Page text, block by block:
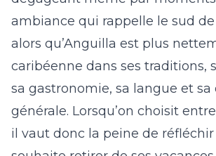
ambiance qui rappelle le sud de
alors qu’Anguilla est plus
caribéenne dans ses traditions,
sa gastronomie, sa langue et sa
générale. Lorsqu’on choisit
il vaut donc la peine de réfléchir